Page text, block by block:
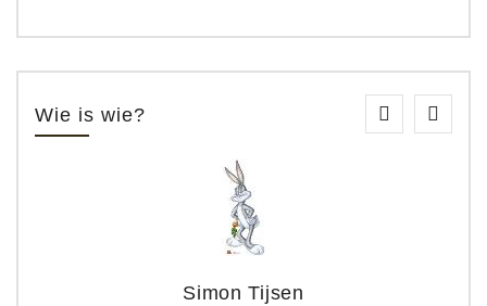
Wie is wie?
Simon Tijsen